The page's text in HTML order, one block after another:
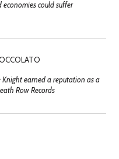
could suffer
earned a reputation as a
Row Records